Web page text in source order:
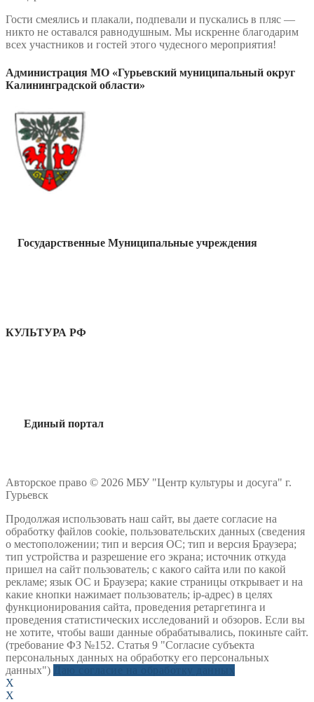
Гости смеялись и плакали, подпевали и пускались в пляс —
никто не оставался равнодушным. Мы искренне благодарим
всех участников и гостей этого чудесного мероприятия!
Администрация МО «Гурьевский муниципальный округ
Калининградской области»
Государственные Муниципальные учреждения
КУЛЬТУРА РФ
Единый портал
Авторское право © 2026 МБУ "Центр культуры и досуга" г.
Гурьевск
Продолжая использовать наш сайт, вы даете согласие на
обработку файлов cookie, пользовательских данных (сведения
о местоположении; тип и версия ОС; тип и версия Браузера;
тип устройства и разрешение его экрана; источник откуда
пришел на сайт пользователь; с какого сайта или по какой
рекламе; язык ОС и Браузера; какие страницы открывает и на
какие кнопки нажимает пользователь; ip-адрес) в целях
функционирования сайта, проведения ретаргетинга и
проведения статистических исследований и обзоров. Если вы
не хотите, чтобы ваши данные обрабатывались, покиньте сайт.
(требование ФЗ №152. Статья 9 "Согласие субъекта
персональных данных на обработку его персональных
данных")
X
X